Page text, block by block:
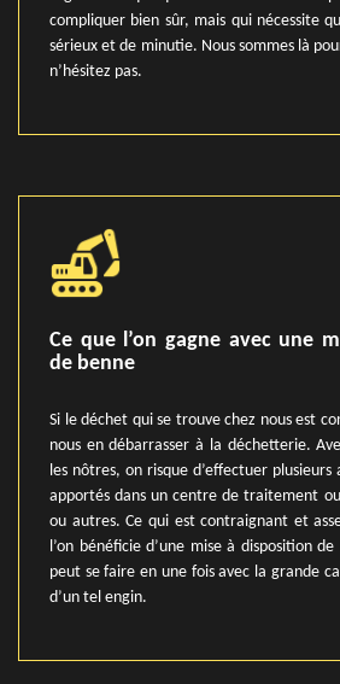
compliquer bien sûr, mais qui nécessite
sérieux et de minutie. Nous sommes là
n’hésitez pas.
Ce que l’on gagne avec une
de benne
Si le déchet qui se trouve chez nous est
nous en débarrasser à la déchetterie.
les nôtres, on risque d’effectuer
apportés dans un centre de traitement
ou autres. Ce qui est contraignant et
l’on bénéficie d’une mise à disposition
peut se faire en une fois avec la grande
d’un tel engin.